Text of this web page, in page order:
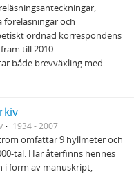
föreläsningar och
ordnad korrespondens
till 2010.
både brevväxling med
1934 - 2007
omfattar 9 hyllmeter och
Här återfinns hennes
i form av manuskript,